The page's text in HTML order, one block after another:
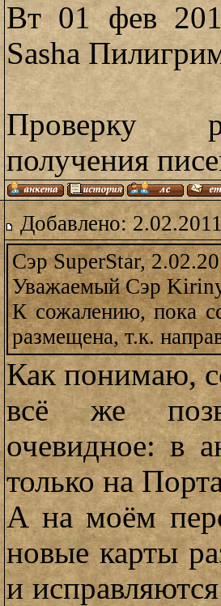
Вт 01 фев
Sasha
Проверку
получения
Добавлено:
Сэр SuperStar,
Уважаемый Сэр
К сожалению, пока
размещена, т.к.
Как понимаю,
всё же
очевидное: в
только на
А на моём
новые карты
и